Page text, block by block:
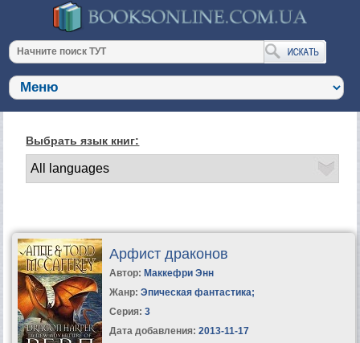
Выбрать язык книг:
Арфист драконов
Автор: Маккефри Энн
Жанр: Эпическая фантастика;
Серия: 3
Дата добавления: 2013-11-17